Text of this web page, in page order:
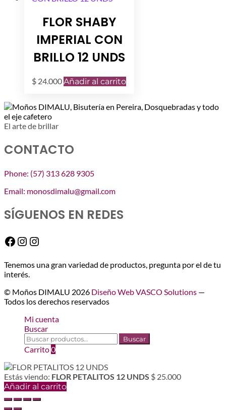
FLOR SHABY
IMPERIAL CON
BRILLO 12 UNDS
$ 24.000Añadir al carrito
El arte de brillar
CONTACTO
Phone: (57) 313 628 9305
Email: monosdimalu@gmail.com
SÍGUENOS EN REDES
Facebook
Instagram
Instagram
Tenemos una gran variedad de productos, pregunta por el de tu
interés.
© Moños DIMALU 2026 Diseño Web VASCO Solutions —
Todos los derechos reservados
Mi cuenta
Buscar
Buscar
por:
Buscar
Carrito0
Estás viendo: FLOR PETALITOS 12 UNDS $ 25.000
Añadir al carrito